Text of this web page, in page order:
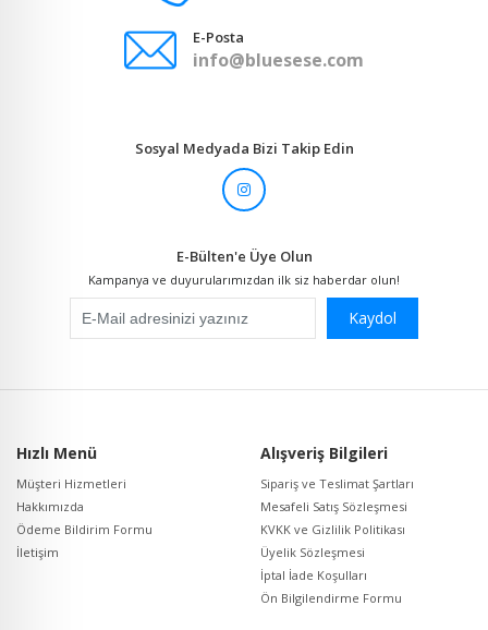
E-Posta
info@bluesese.com
Sosyal Medyada Bizi Takip Edin
E-Bülten'e Üye Olun
Kampanya ve duyurularımızdan ilk siz haberdar olun!
Kaydol
Hızlı Menü
Müşteri Hizmetleri
Hakkımızda
Ödeme Bildirim Formu
İletişim
Alışveriş Bilgileri
Sipariş ve Teslimat Şartları
Mesafeli Satış Sözleşmesi
KVKK ve Gizlilik Politikası
Üyelik Sözleşmesi
İptal İade Koşulları
Ön Bilgilendirme Formu